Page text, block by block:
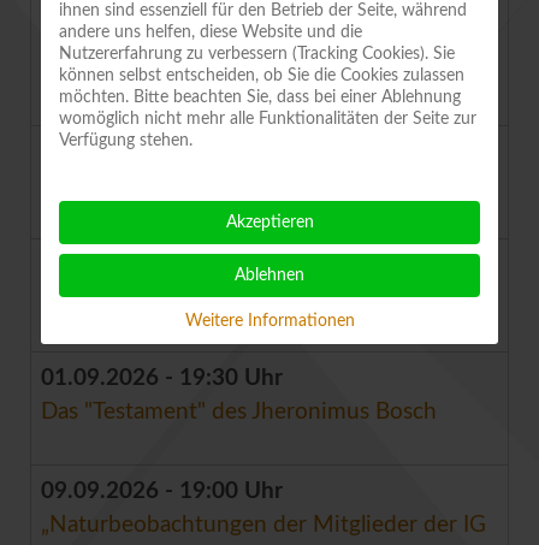
08.08.2026 - 10:00 Uhr
Sonderführung Quedlinburg: Die
Saatgutmetropole der Welt
13.08.2026 - 20:00 Uhr
22.08.2026 - 10:00 Uhr
15. Tomatentag Aschersleben
01.09.2026 - 19:30 Uhr
Das "Testament" des Jheronimus Bosch
09.09.2026 - 19:00 Uhr
„Naturbeobachtungen der Mitglieder der IG
ihnen sind essenziell für den Betrieb der Seite, während
andere uns helfen, diese Website und die
Nutzererfahrung zu verbessern (Tracking Cookies). Sie
können selbst entscheiden, ob Sie die Cookies zulassen
möchten. Bitte beachten Sie, dass bei einer Ablehnung
womöglich nicht mehr alle Funktionalitäten der Seite zur
Verfügung stehen.
Akzeptieren
Ablehnen
Weitere Informationen